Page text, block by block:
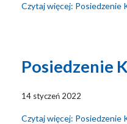
Czytaj więcej: Posiedzenie
Posiedzenie
14 styczeń 2022
Czytaj więcej: Posiedzenie